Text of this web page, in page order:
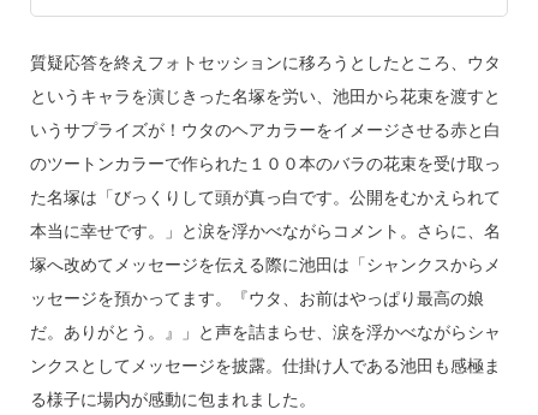
質疑応答を終えフォトセッションに移ろうとしたところ、ウタ
というキャラを演じきった名塚を労い、池田から花束を渡すと
いうサプライズが！ウタのヘアカラーをイメージさせる赤と白
のツートンカラーで作られた１００本のバラの花束を受け取っ
た名塚は「びっくりして頭が真っ白です。公開をむかえられて
本当に幸せです。」と涙を浮かべながらコメント。さらに、名
塚へ改めてメッセージを伝える際に池田は「シャンクスからメ
ッセージを預かってます。『ウタ、お前はやっぱり最高の娘
だ。ありがとう。』」と声を詰まらせ、涙を浮かべながらシャ
ンクスとしてメッセージを披露。仕掛け人である池田も感極ま
る様子に場内が感動に包まれました。